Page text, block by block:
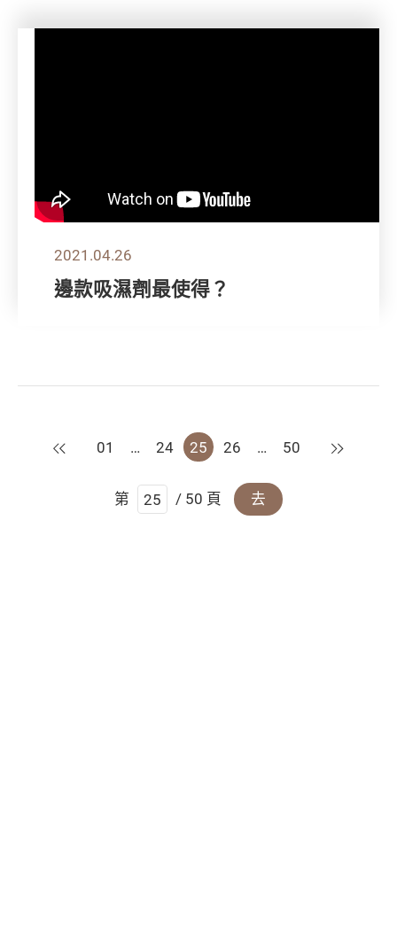
2021.04.26
邊款吸濕劑最使得？
上一頁
01 … 24 25 26 … 50 下一頁
第 / 50 頁 去